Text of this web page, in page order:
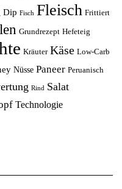
Dip Fisch Fleisch Frittiert
Grundrezept Hefeteig
Kräuter Käse Low-Carb
Nüsse Paneer Peruanisch
Rind Salat
Technologie